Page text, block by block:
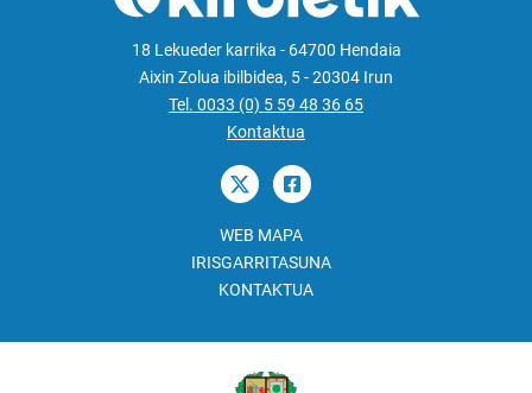
18 Lekueder karrika - 64700 Hendaia
Aixin Zolua ibilbidea, 5 - 20304 Irun
Tel. 0033 (0) 5 59 48 36 65
Kontaktua
WEB MAPA
IRISGARRITASUNA
KONTAKTUA